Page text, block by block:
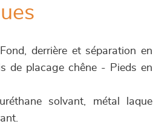
derrière et séparation en
de placage chêne - Pieds en
solvant, métal laque